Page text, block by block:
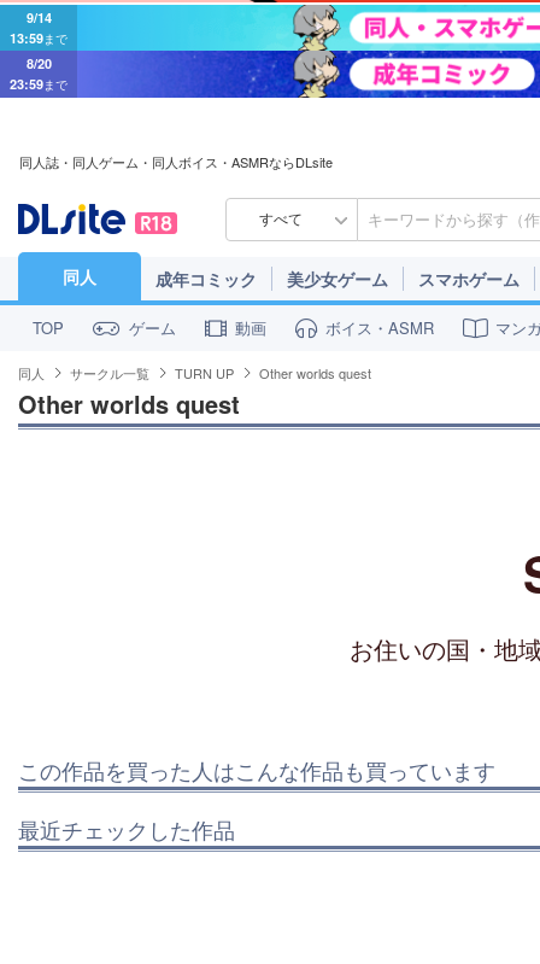
9/14
13:59まで
8/20
23:59まで
同人誌・同人ゲーム・同人ボイス・ASMRならDLsite
すべて
同人 成年コミック 美少女ゲーム スマホゲーム
TOP ゲーム 動画 ボイス・ASMR マン
同人 サークル一覧 TURN UP Other worlds quest
Other worlds quest
お住いの国・地
この作品を買った人はこんな作品も買っています
最近チェックした作品